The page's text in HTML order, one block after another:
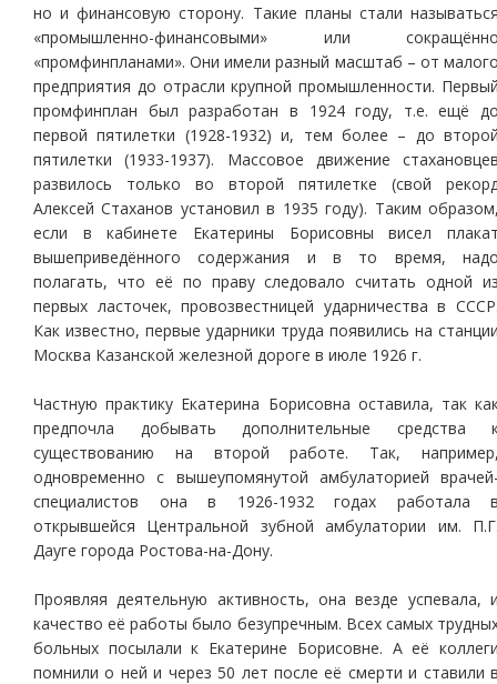
но и финансовую сторону. Такие планы стали
«промышленно-финансовыми» или
«промфинпланами». Они имели разный масштаб – от
предприятия до отрасли крупной промышленности.
промфинплан был разработан в 1924 году, т.е. ещё
первой пятилетки (1928-1932) и, тем более – до
пятилетки (1933-1937). Массовое движение
развилось только во второй пятилетке (свой
Алексей Стаханов установил в 1935 году). Таким
если в кабинете Екатерины Борисовны висел
вышеприведённого содержания и в то время,
полагать, что её по праву следовало считать одной
первых ласточек, провозвестницей ударничества в
Как известно, первые ударники труда появились на
Москва Казанской железной дороге в июле 1926 г.
Частную практику Екатерина Борисовна оставила, так
предпочла добывать дополнительные средства
существованию на второй работе. Так,
одновременно с вышеупомянутой амбулаторией
специалистов она в 1926-1932 годах работала
открывшейся Центральной зубной амбулатории им.
Дауге города Ростова-на-Дону.
Проявляя деятельную активность, она везде успевала,
качество её работы было безупречным. Всех самых
больных посылали к Екатерине Борисовне. А её
помнили о ней и через 50 лет после её смерти и ставили